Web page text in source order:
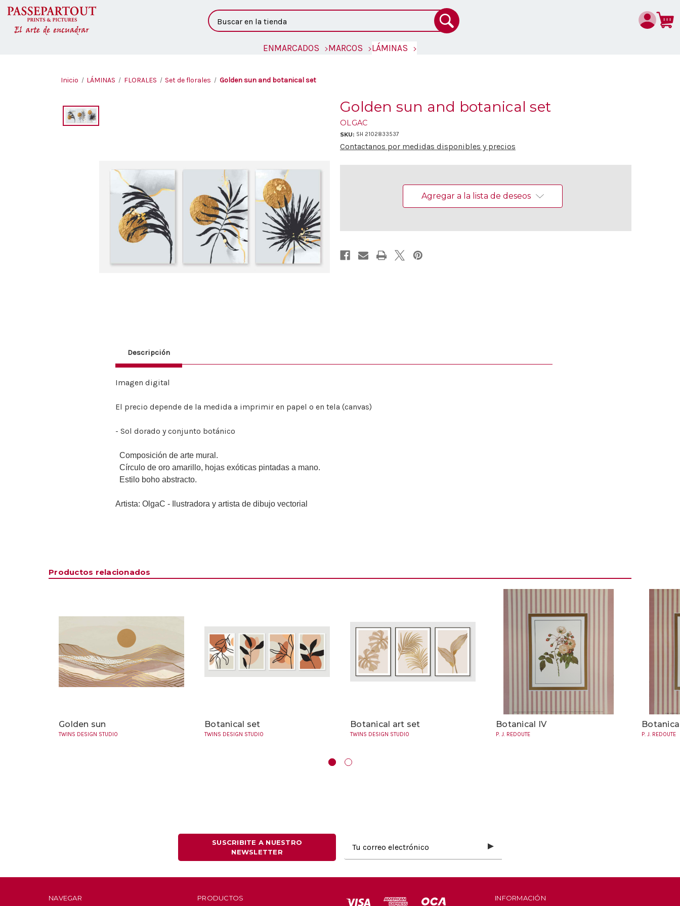
Buscar
ENMARCADOS MARCOS LÁMINAS
Inicio LÁMINAS FLORALES Set de florales Golden sun and botanical set
Golden sun and botanical set
OLGAC
SKU: SH 2102833537
Contactanos por medidas disponibles y precios
Agregar a la lista de deseos
Descripción
Imagen digital
El precio depende de la medida a imprimir en papel o en tela (canvas)
- Sol dorado y conjunto botánico
  Composición de arte mural.
  Círculo de oro amarillo, hojas exóticas pintadas a mano.
  Estilo boho abstracto.
Artista: OlgaC - Ilustradora y artista de dibujo vectorial
Productos relacionados
Golden sun
TWINS DESIGN STUDIO
Botanical set
TWINS DESIGN STUDIO
Botanical art set
TWINS DESIGN STUDIO
Botanical IV
P. J. REDOUTE P. J. REDOUTE
SUSCRIBITE A NUESTRO
NEWSLETTER
electrónico
NAVEGAR PRODUCTOS INFORMACIÓN